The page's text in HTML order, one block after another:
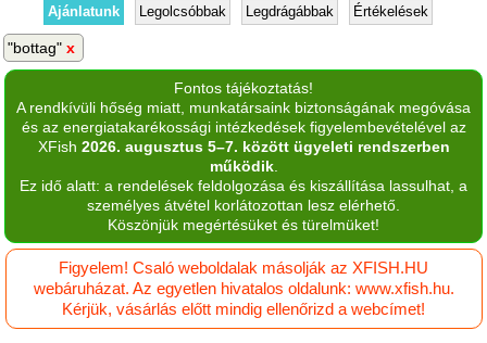
Ajánlatunk Legolcsóbbak Legdrágábbak Értékelések
"bottag"
Fontos tájékoztatás!
A rendkívüli hőség miatt, munkatársaink biztonságának megóvása
és az energiatakarékossági intézkedések figyelembevételével az
XFish 2026. augusztus 5–7. között ügyeleti rendszerben
működik.
Ez idő alatt: a rendelések feldolgozása és kiszállítása lassulhat, a
személyes átvétel korlátozottan lesz elérhető.
Köszönjük megértésüket és türelmüket!
Figyelem! Csaló weboldalak másolják az XFISH.HU
webáruházat. Az egyetlen hivatalos oldalunk: www.xfish.hu.
Kérjük, vásárlás előtt mindig ellenőrizd a webcímet!